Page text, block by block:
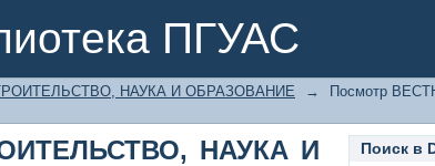
ПГУАС
НАУКА И
НАУКА И ОБРАЗОВАНИЕ →
Посмотр
НАУКА И
Поиск в